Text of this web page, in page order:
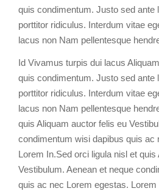
quis condimentum. Justo sed ante
porttitor ridiculus. Interdum vitae
lacus non Nam pellentesque
Id Vivamus turpis dui lacus
quis condimentum. Justo sed ante
porttitor ridiculus. Interdum vitae
lacus non Nam pellentesque
quis Aliquam auctor felis eu
condimentum wisi dapibus quis ac
Lorem In.Sed orci ligula nisl et
Vestibulum. Aenean et neque
quis ac nec Lorem egestas. Lorem